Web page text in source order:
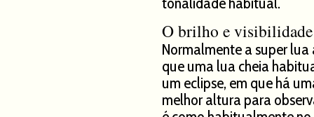
O brilho e
Normalmente a super
que uma lua cheia
um eclipse, em que há
melhor altura para